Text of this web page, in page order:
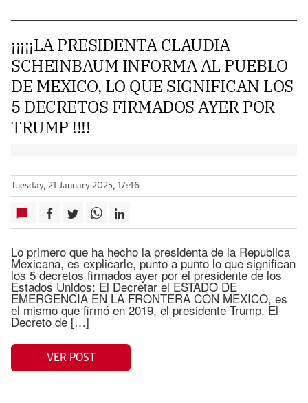
¡¡¡¡¡LA PRESIDENTA CLAUDIA
SCHEINBAUM INFORMA AL PUEBLO
DE MEXICO, LO QUE SIGNIFICAN LOS
5 DECRETOS FIRMADOS AYER POR
TRUMP !!!!
Tuesday, 21 January 2025, 17:46
Lo primero que ha hecho la presidenta de la Republica
Mexicana, es explicarle, punto a punto lo que significan
los 5 decretos firmados ayer por el presidente de los
Estados Unidos: El Decretar el ESTADO DE
EMERGENCIA EN LA FRONTERA CON MEXICO, es
el mismo que firmó en 2019, el presidente Trump. El
Decreto de […]
VER POST